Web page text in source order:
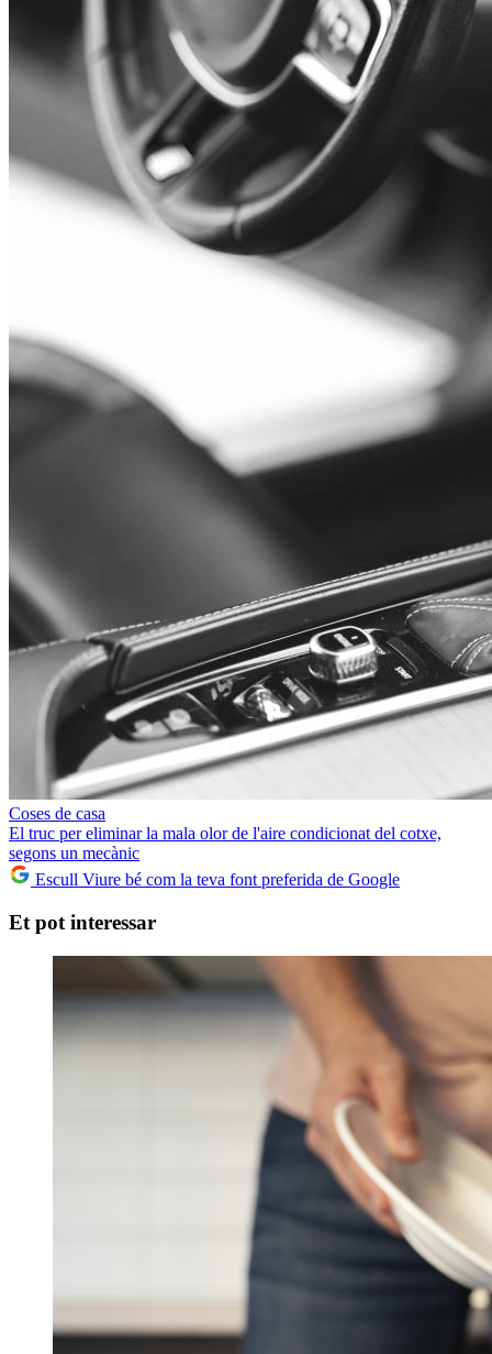
Coses de casa
El truc per eliminar la mala olor de l'aire condicionat del cotxe,
segons un mecànic
Escull Viure bé com la teva font preferida de Google
Et pot interessar